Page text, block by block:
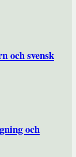
och svensk
och